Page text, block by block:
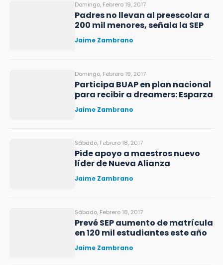
Domingo, Febrero 19, 2017
Padres no llevan al preescolar a
200 mil menores, señala la SEP
Jaime Zambrano
Domingo, Febrero 19, 2017
Participa BUAP en plan nacional
para recibir a dreamers: Esparza
Jaime Zambrano
Sábado, Febrero 18, 2017
Pide apoyo a maestros nuevo
líder de Nueva Alianza
Jaime Zambrano
Sábado, Febrero 18, 2017
Prevé SEP aumento de matrícula
en 120 mil estudiantes este año
Jaime Zambrano